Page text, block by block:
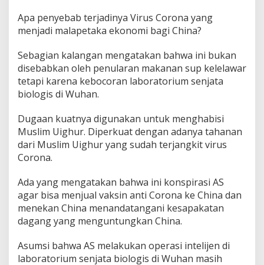
Apa penyebab terjadinya Virus Corona yang
menjadi malapetaka ekonomi bagi China?
Sebagian kalangan mengatakan bahwa ini bukan
disebabkan oleh penularan makanan sup kelelawar
tetapi karena kebocoran laboratorium senjata
biologis di Wuhan.
Dugaan kuatnya digunakan untuk menghabisi
Muslim Uighur. Diperkuat dengan adanya tahanan
dari Muslim Uighur yang sudah terjangkit virus
Corona.
Ada yang mengatakan bahwa ini konspirasi AS
agar bisa menjual vaksin anti Corona ke China dan
menekan China menandatangani kesapakatan
dagang yang menguntungkan China.
Asumsi bahwa AS melakukan operasi intelijen di
laboratorium senjata biologis di Wuhan masih